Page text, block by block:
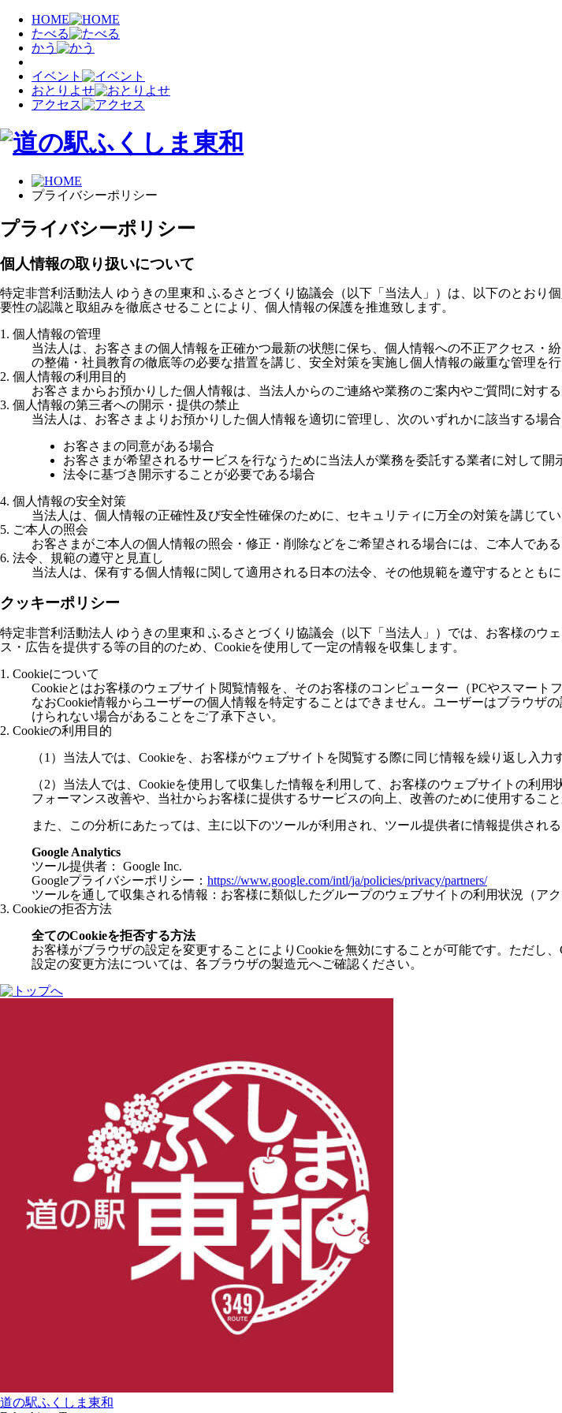
HOME
たべる
かう
イベント
おとりよせ
アクセス
プライバシーポリシー
プライバシーポリシー
個人情報の取り扱いについて
特定非営利活動法人 ゆうきの里東和 ふるさとづくり協議会（以下「当法人」）は、以下のとお
要性の認識と取組みを徹底させることにより、個人情報の保護を推進致します。
1. 個人情報の管理
当法人は、お客さまの個人情報を正確かつ最新の状態に保ち、個人情報への不正アクセス・
の整備・社員教育の徹底等の必要な措置を講じ、安全対策を実施し個人情報の厳重な管理を行
2. 個人情報の利用目的
お客さまからお預かりした個人情報は、当法人からのご連絡や業務のご案内やご質問に対す
3. 個人情報の第三者への開示・提供の禁止
当法人は、お客さまよりお預かりした個人情報を適切に管理し、次のいずれかに該当する場
お客さまの同意がある場合
お客さまが希望されるサービスを行なうために当法人が業務を委託する業者に対して開
法令に基づき開示することが必要である場合
4. 個人情報の安全対策
当法人は、個人情報の正確性及び安全性確保のために、セキュリティに万全の対策を講じてい
5. ご本人の照会
お客さまがご本人の個人情報の照会・修正・削除などをご希望される場合には、ご本人であ
6. 法令、規範の遵守と見直し
当法人は、保有する個人情報に関して適用される日本の法令、その他規範を遵守するととも
クッキーポリシー
特定非営利活動法人 ゆうきの里東和 ふるさとづくり協議会（以下「当法人」）では、お客様の
ス・広告を提供する等の目的のため、Cookieを使用して一定の情報を収集します。
1. Cookieについて
Cookieとはお客様のウェブサイト閲覧情報を、そのお客様のコンピューター（PCやスマー
なおCookie情報からユーザーの個人情報を特定することはできません。ユーザーはブラウザ
けられない場合があることをご了承下さい。
2. Cookieの利用目的
（1）当法人では、Cookieを、お客様がウェブサイトを閲覧する際に同じ情報を繰り返し入
（2）当法人では、Cookieを使用して収集した情報を利用して、お客様のウェブサイトの利
フォーマンス改善や、当社からお客様に提供するサービスの向上、改善のために使用すること
また、この分析にあたっては、主に以下のツールが利用され、ツール提供者に情報提供される
Google Analytics
ツール提供者： Google Inc.
Googleプライバシーポリシー： https://www.google.com/intl/ja/policies/privacy/partners/
ツールを通して収集される情報：お客様に類似したグループのウェブサイトの利用状況（ア
3. Cookieの拒否方法
全てのCookieを拒否する方法
お客様がブラウザの設定を変更することによりCookieを無効にすることが可能です。ただし
設定の変更方法については、各ブラウザの製造元へご確認ください。
道の駅ふくしま東和